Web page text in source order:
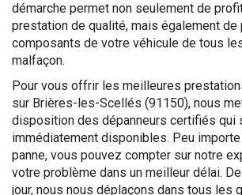
démarche permet non seulement de
prestation de qualité, mais également
composants de votre véhicule de tous
malfaçon.
Pour vous offrir les meilleures
sur Brières-les-Scellés (91150), nous
disposition des dépanneurs certifiés qui
immédiatement disponibles. Peu
panne, vous pouvez compter sur notre
votre problème dans un meilleur délai.
jour, nous nous déplaçons dans tous les